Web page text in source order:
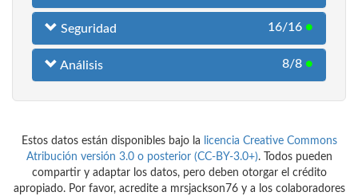
Seguridad 16/16 ●
Análisis 8/8 ●
Estos datos están disponibles bajo la
licencia Creative Commons
Atribución versión 3.0 o posterior (CC-BY-3.0+). Todos pueden
compartir y adaptar los datos, pero deben otorgar el crédito
apropiado. Por favor, acredite a mrsjackson76 y a los colaboradores